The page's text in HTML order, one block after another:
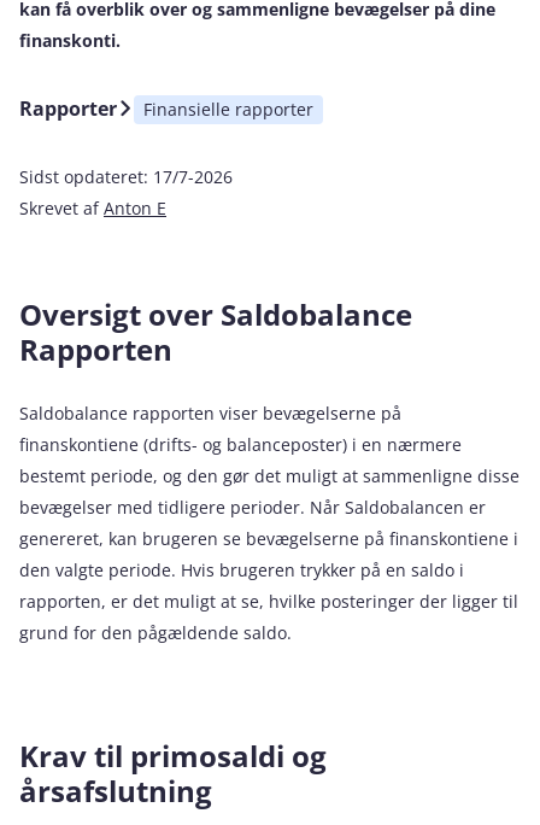
kan få overblik over og sammenligne bevægelser på dine
finanskonti.
Rapporter Finansielle rapporter
Sidst opdateret: 17/7-2026
Skrevet afAnton E
Oversigt over Saldobalance
Rapporten
Saldobalance rapporten viser bevægelserne på
finanskontiene (drifts- og balanceposter) i en nærmere
bestemt periode, og den gør det muligt at sammenligne disse
bevægelser med tidligere perioder. Når Saldobalancen er
genereret, kan brugeren se bevægelserne på finanskontiene i
den valgte periode. Hvis brugeren trykker på en saldo i
rapporten, er det muligt at se, hvilke posteringer der ligger til
grund for den pågældende saldo.
Krav til primosaldi og
årsafslutning